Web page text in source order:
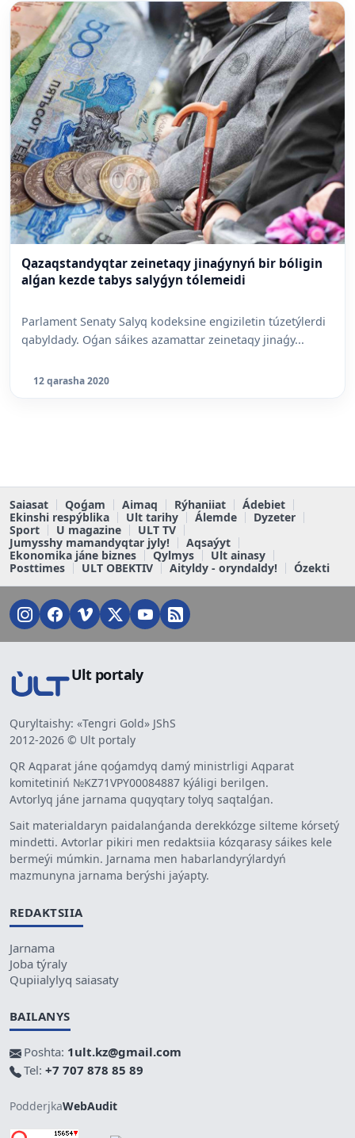
Qazaqstandyqtar zeinetaqy jinaǵynyń bir bóligin
alǵan kezde tabys salyǵyn tólemeidi
Parlament Senaty Salyq kodeksine engiziletin túzetýlerdi
qabyldady. Oǵan sáikes azamattar zeinetaqy jinaǵy...
12 qarasha 2020
Saiasat Qoǵam Aimaq Rýhaniiat
Ádebiet
Ekinshi respýblika
Ult tarihy Álemde
Dyzeter
Sport
U magazine
ULT TV
Jumysshy mamandyqtar jyly!
Aqsaýyt
Ekonomika jáne biznes
Qylmys
Ult ainasy
Posttimes
ULT OBEKTIV Aityldy - oryndaldy! Ózekti
Ult portaly
Quryltaishy: «Tengri Gold» JShS
2012-2026 © Ult portaly
QR Aqparat jáne qoǵamdyq damý ministrligi Aqparat
komitetiniń №KZ71VPY00084887 kýáligi berilgen.
Avtorlyq jáne jarnama quqyqtary tolyq saqtalǵan.
Sait materialdaryn paidalanǵanda derekkózge silteme kórsetý
mindetti. Avtorlar pikiri men redaktsiia kózqarasy sáikes kele
bermeýi múmkin. Jarnama men habarlandyrýlardyń
mazmunyna jarnama berýshi jaýapty.
REDAKTSIIA
Jarnama
Joba týraly
Qupiialylyq saiasaty
BAILANYS
Poshta: 1ult.kz@gmail.com
Tel: +7 707 878 85 89
PodderjkaWebAudit